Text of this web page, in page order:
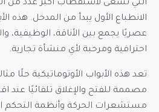
التي تسعى لاستقطاب أكبر عدد من
الانطباع الأول يبدأ من المدخل. هذه
عصريًا يجمع بين الأناقة،
احترافية ومرحبة لأي منشأة تجارية.
تعد هذه الأبواب الأوتوماتيكية حلًا
مصممة للفتح والإغلاق تلقائيًا عند
مستشعرات الحركة وأنظمة التحكم